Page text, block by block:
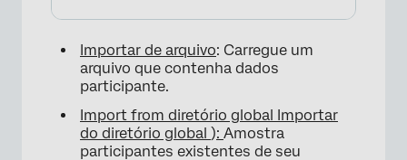
Importar de arquivo: Carregue um
arquivo que contenha dados
participante.
Import from diretório global Importar
do diretório global ): Amostra
participantes existentes de seu